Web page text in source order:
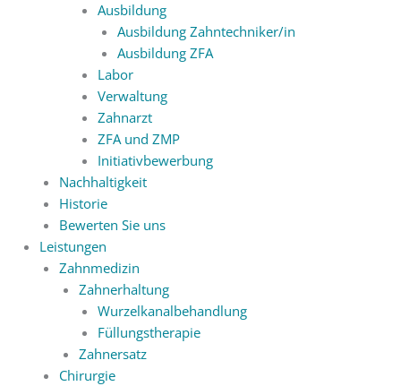
Ausbildung
Ausbildung Zahntechniker/in
Ausbildung ZFA
Labor
Verwaltung
Zahnarzt
ZFA und ZMP
Initiativbewerbung
Nachhaltigkeit
Historie
Bewerten Sie uns
Leistungen
Zahnmedizin
Zahnerhaltung
Wurzelkanalbehandlung
Füllungstherapie
Zahnersatz
Chirurgie